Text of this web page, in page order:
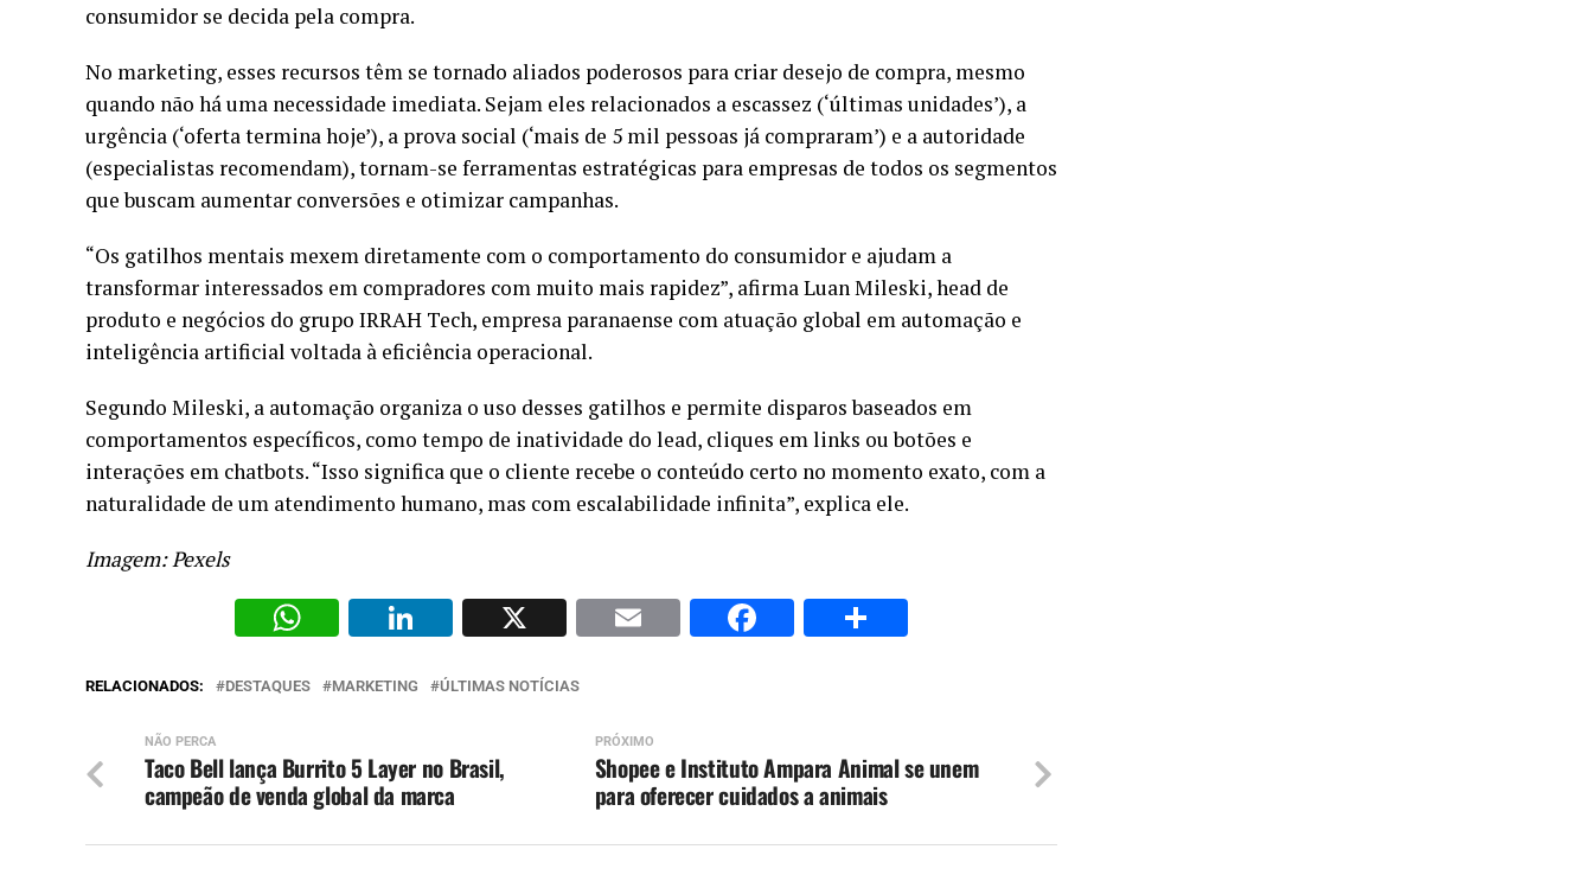
consumidor se decida pela compra.
No marketing, esses recursos têm se tornado aliados poderosos para criar desejo de compra, mesmo
quando não há uma necessidade imediata. Sejam eles relacionados a escassez (‘últimas unidades’), a
urgência (‘oferta termina hoje’), a prova social (‘mais de 5 mil pessoas já compraram’) e a autoridade
(especialistas recomendam), tornam-se ferramentas estratégicas para empresas de todos os segmentos
que buscam aumentar conversões e otimizar campanhas.
“Os gatilhos mentais mexem diretamente com o comportamento do consumidor e ajudam a
transformar interessados em compradores com muito mais rapidez”, afirma Luan Mileski, head de
produto e negócios do grupo IRRAH Tech, empresa paranaense com atuação global em automação e
inteligência artificial voltada à eficiência operacional.
Segundo Mileski, a automação organiza o uso desses gatilhos e permite disparos baseados em
comportamentos específicos, como tempo de inatividade do lead, cliques em links ou botões e
interações em chatbots. “Isso significa que o cliente recebe o conteúdo certo no momento exato, com a
naturalidade de um atendimento humano, mas com escalabilidade infinita”, explica ele.
Imagem: Pexels
WhatsAppLinkedIn
X Email Facebook
RELACIONADOS: DESTAQUES MARKETING ÚLTIMAS NOTÍCIAS
PRÓXIMO
Shopee e Instituto Ampara Animal se unem
para oferecer cuidados a animais
NÃO PERCA
Taco Bell lança Burrito 5 Layer no Brasil,
campeão de venda global da marca